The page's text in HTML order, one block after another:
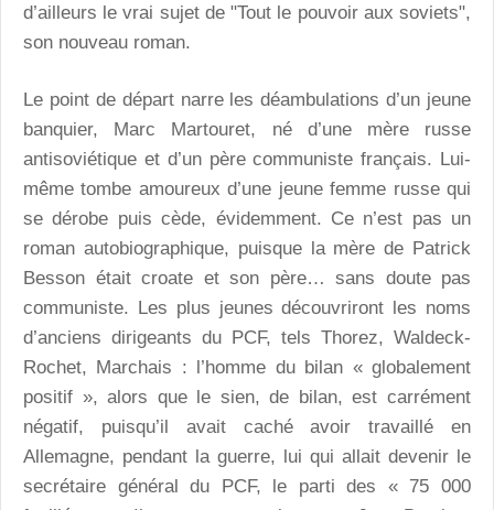
d’ailleurs le vrai sujet de "Tout le pouvoir aux soviets",
son nouveau roman.
Le point de départ narre les déambulations d’un jeune
banquier, Marc Martouret, né d’une mère russe
antisoviétique et d’un père communiste français. Lui-
même tombe amoureux d’une jeune femme russe qui
se dérobe puis cède, évidemment. Ce n’est pas un
roman autobiographique, puisque la mère de Patrick
Besson était croate et son père… sans doute pas
communiste. Les plus jeunes découvriront les noms
d’anciens dirigeants du PCF, tels Thorez, Waldeck-
Rochet, Marchais : l’homme du bilan « globalement
positif », alors que le sien, de bilan, est carrément
négatif, puisqu’il avait caché avoir travaillé en
Allemagne, pendant la guerre, lui qui allait devenir le
secrétaire général du PCF, le parti des « 75 000